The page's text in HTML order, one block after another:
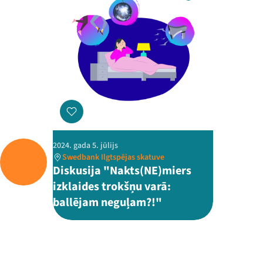
2024. gada 5. jūlijs
Swedbank Ilgtspējas skatuve
Diskusija "Nakts(NE)miers
izklaides trokšņu varā:
ballējam neguļam?!"